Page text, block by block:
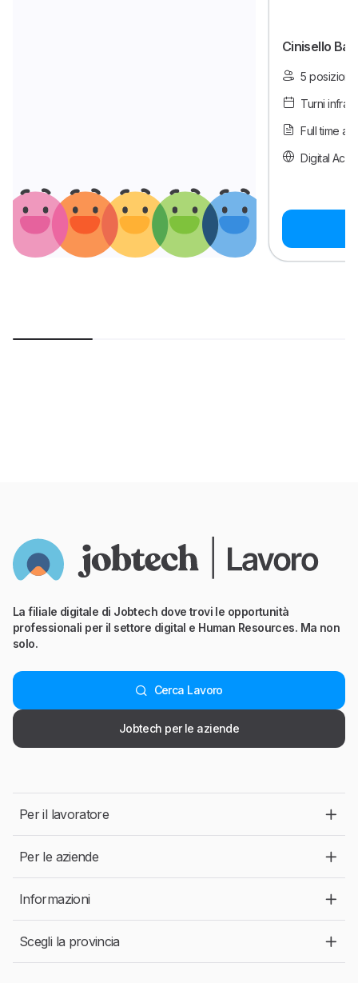
Cinisello
5 posizioni
Turni
Full time a
Digital
La filiale digitale di Jobtech dove trovi le opportunità
professionali per il settore digital e Human Resources. Ma non
solo.
Cerca Lavoro
Jobtech per le aziende
Per il lavoratore
Per le aziende
Informazioni
Scegli la provincia